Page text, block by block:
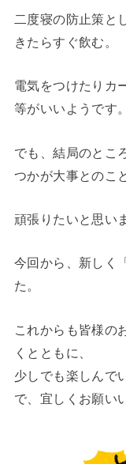
二度寝の防止策と
きたらすぐ飲む。
電気をつけたりカ
等がいいようです。
でも、結局のとこ
つかが大事とのこと
頑張りたいと思い
今回から、新しく
た。
これからも皆様の
くとともに、
少しでも楽しんで
で、宜しくお願い